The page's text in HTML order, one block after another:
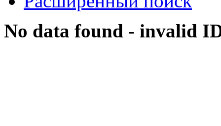
No data found - invalid